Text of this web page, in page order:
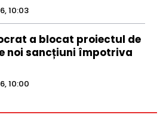
10:03
a blocat proiectul de
noi sancțiuni împotriva
10:00